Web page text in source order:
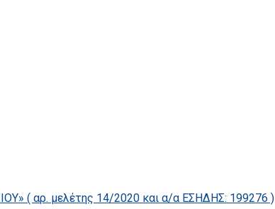
( αρ. μελέτης 14/2020 και α/α ΕΣΗΔΗΣ: 199276 )